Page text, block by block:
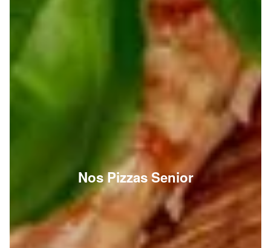
Nos Pizzas Senior